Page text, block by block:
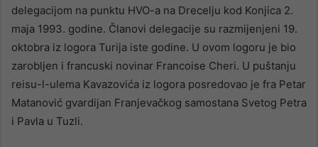
delegacijom na punktu HVO-a na Drecelju kod Konjica 2.
maja 1993. godine. Članovi delegacije su razmijenjeni 19.
oktobra iz logora Turija iste godine. U ovom logoru je bio
zarobljen i francuski novinar Francoise Cheri. U puštanju
reisu-l-ulema Kavazovića iz logora posredovao je fra Petar
Matanović gvardijan Franjevačkog samostana Svetog Petra
i Pavla u Tuzli.